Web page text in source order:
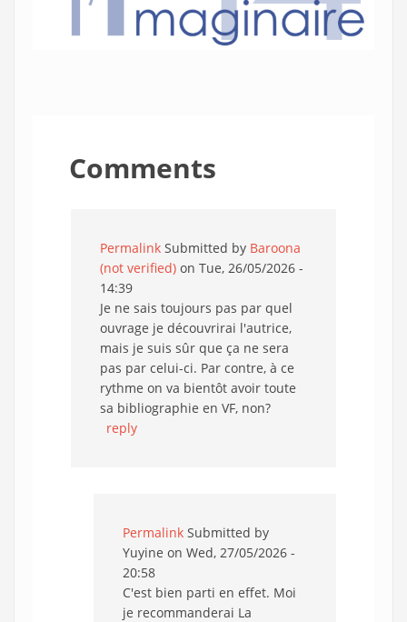
Comments
Permalink Submitted by Baroona
(not verified) on Tue, 26/05/2026 -
14:39
Je ne sais toujours pas par quel
ouvrage je découvrirai l'autrice,
mais je suis sûr que ça ne sera
pas par celui-ci. Par contre, à ce
rythme on va bientôt avoir toute
sa bibliographie en VF, non?
reply
Permalink Submitted by
Yuyine on Wed, 27/05/2026 -
20:58
C'est bien parti en effet. Moi
je recommanderai La